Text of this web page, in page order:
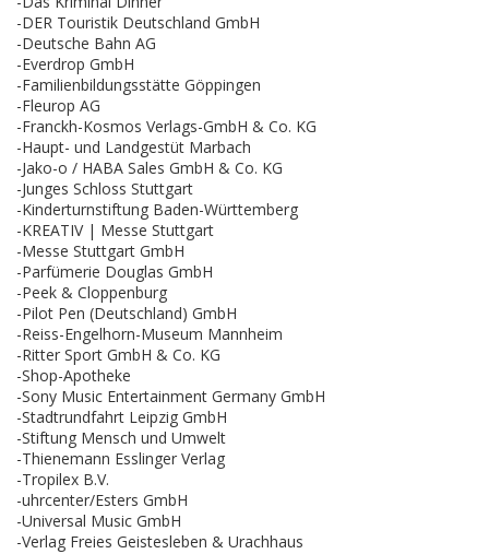
-DER Touristik Deutschland GmbH
-Deutsche Bahn AG
-Everdrop GmbH
-Familienbildungsstätte Göppingen
-Fleurop AG
-Franckh-Kosmos Verlags-GmbH & Co. KG
-Haupt- und Landgestüt Marbach
-Jako-o / HABA Sales GmbH & Co. KG
-Junges Schloss Stuttgart
-Kinderturnstiftung Baden-Württemberg
-KREATIV | Messe Stuttgart
-Messe Stuttgart GmbH
-Parfümerie Douglas GmbH
-Peek & Cloppenburg
-Pilot Pen (Deutschland) GmbH
-Reiss-Engelhorn-Museum Mannheim
-Ritter Sport GmbH & Co. KG
-Shop-Apotheke
-Sony Music Entertainment Germany GmbH
-Stadtrundfahrt Leipzig GmbH
-Stiftung Mensch und Umwelt
-Thienemann Esslinger Verlag
-Tropilex B.V.
-uhrcenter/Esters GmbH
-Universal Music GmbH
-Verlag Freies Geistesleben & Urachhaus